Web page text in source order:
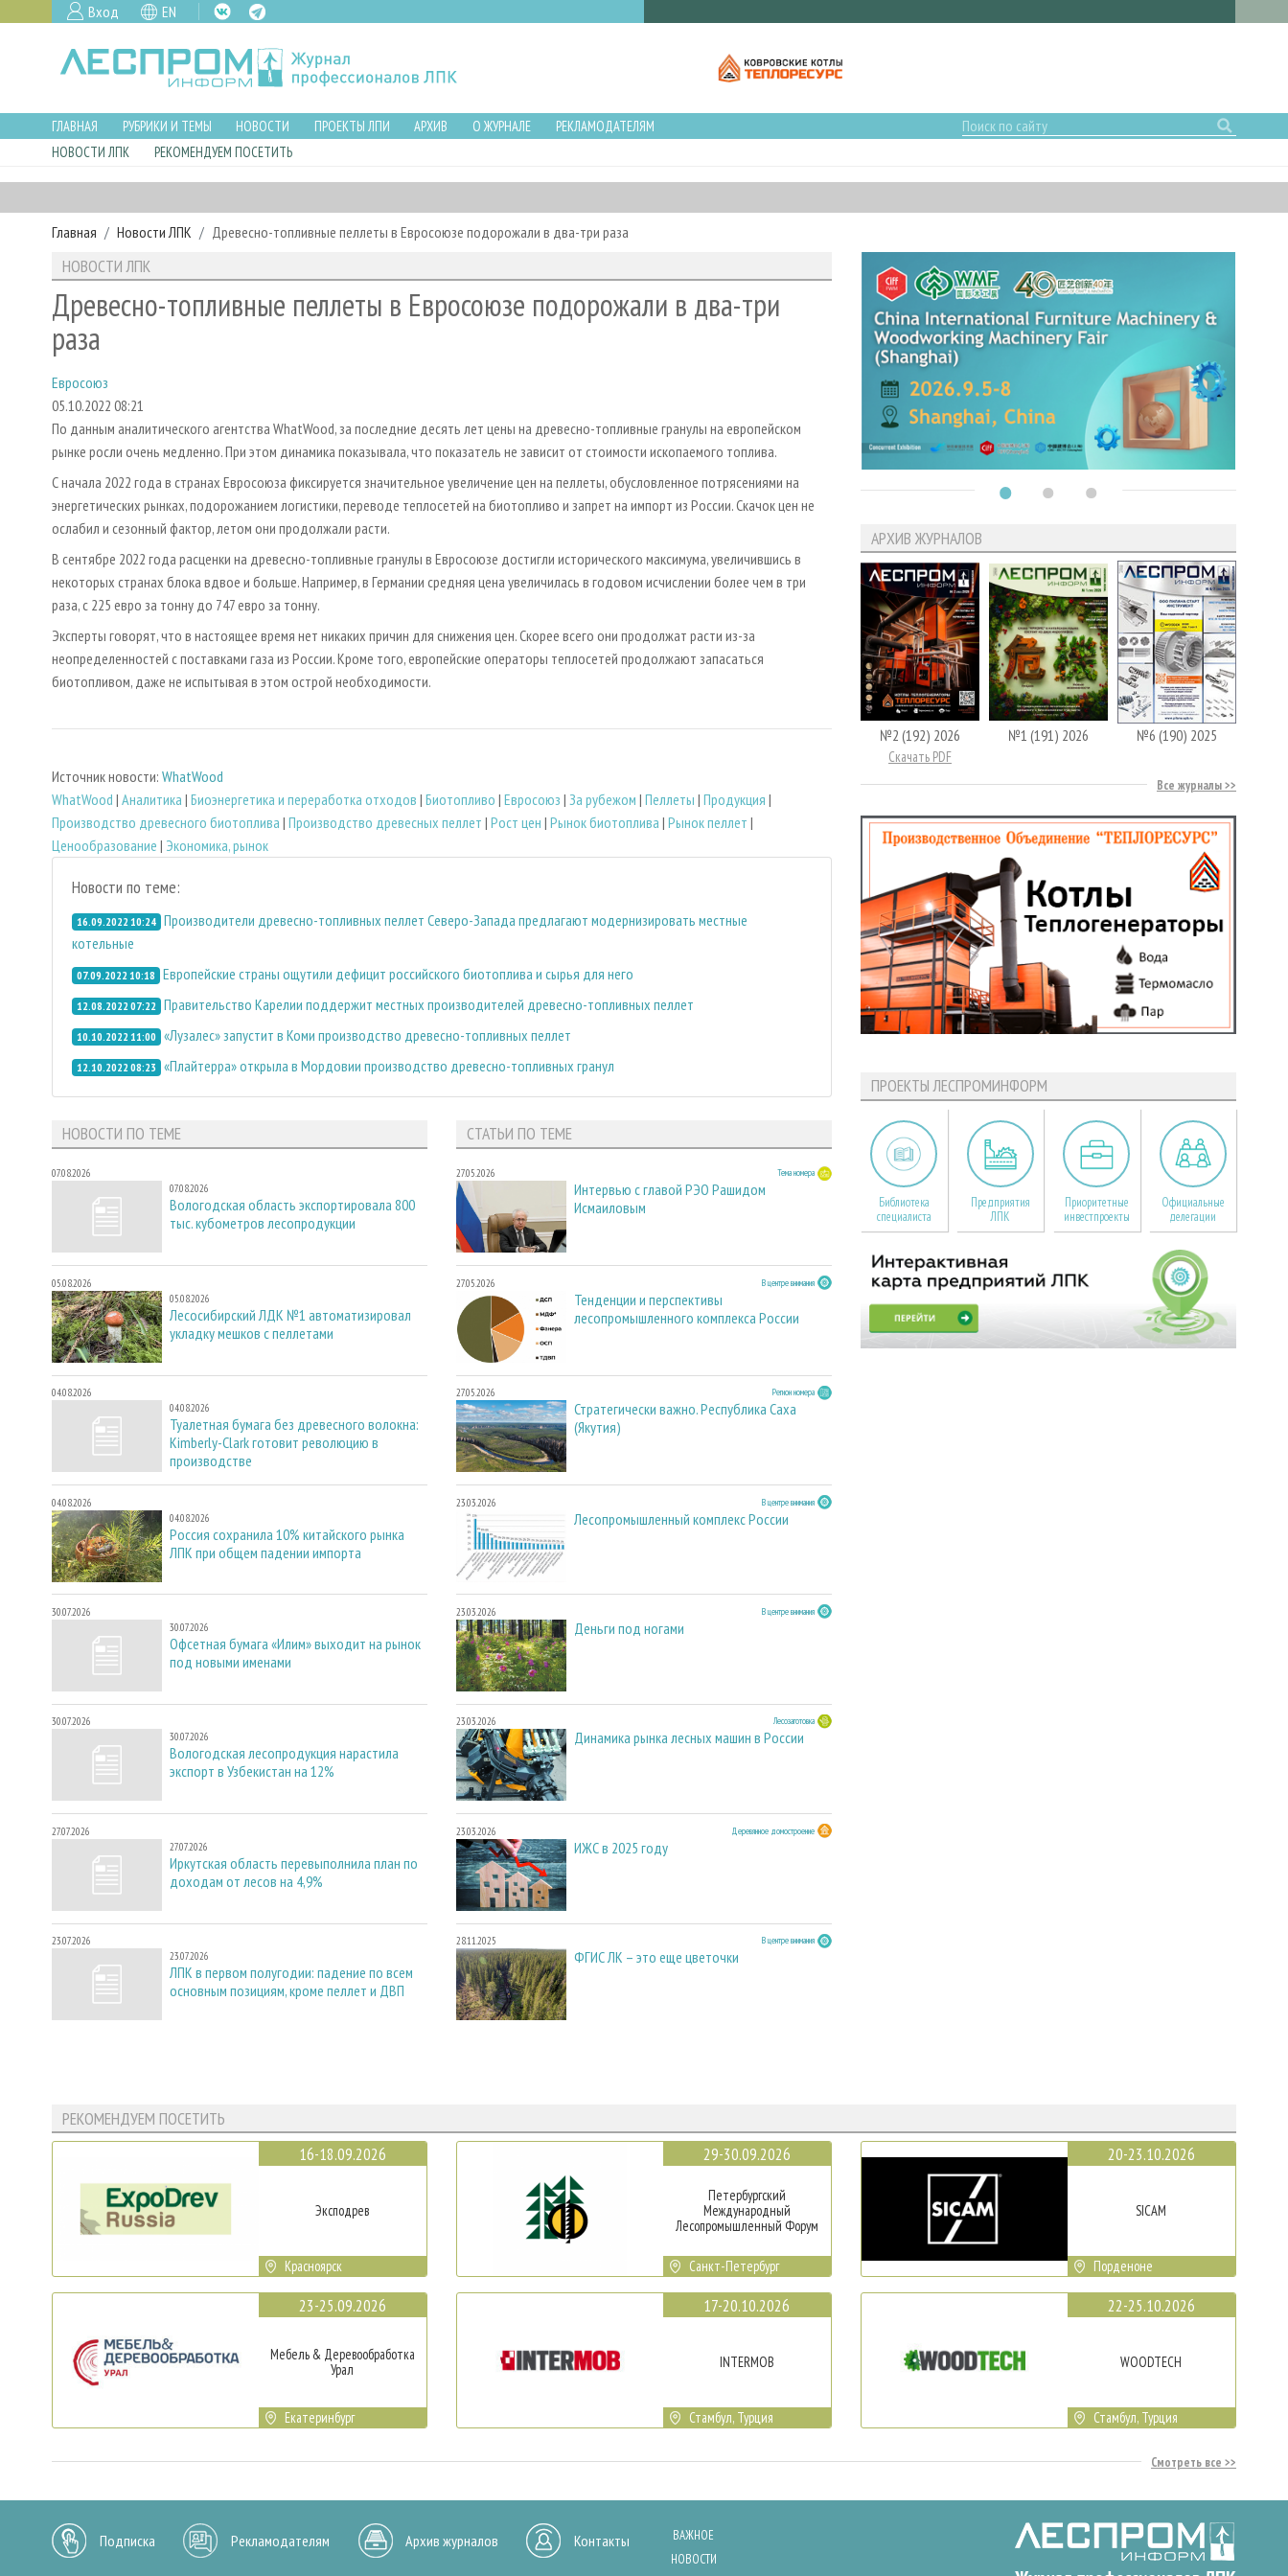
Вход EN
ГЛАВНАЯ РУБРИКИ И ТЕМЫ НОВОСТИ ПРОЕКТЫ ЛПИ АРХИВ О ЖУРНАЛЕ
РЕКЛАМОДАТЕЛЯМ
НОВОСТИ ЛПК
РЕКОМЕНДУЕМ ПОСЕТИТЬ
Главная Новости ЛПК Древесно-топливные пеллеты в Евросоюзе подорожали в два-три раза
НОВОСТИ ЛПК
Древесно-топливные пеллеты в Евросоюзе подорожали в два-три
раза
Евросоюз
05.10.2022 08:21
По данным аналитического агентства WhatWood, за последние десять лет цены на древесно-топливные гранулы на европейском
рынке росли очень медленно. При этом динамика показывала, что показатель не зависит от стоимости ископаемого топлива.
С начала 2022 года в странах Евросоюза фиксируется значительное увеличение цен на пеллеты, обусловленное потрясениями на
энергетических рынках, подорожанием логистики, переводе теплосетей на биотопливо и запрет на импорт из России. Скачок цен не
ослабил и сезонный фактор, летом они продолжали расти.
В сентябре 2022 года расценки на древесно-топливные гранулы в Евросоюзе достигли исторического максимума, увеличившись в
некоторых странах блока вдвое и больше. Например, в Германии средняя цена увеличилась в годовом исчислении более чем в три
раза, с 225 евро за тонну до 747 евро за тонну.
Эксперты говорят, что в настоящее время нет никаких причин для снижения цен. Скорее всего они продолжат расти из-за
неопределенностей с поставками газа из России. Кроме того, европейские операторы теплосетей продолжают запасаться
биотопливом, даже не испытывая в этом острой необходимости.
Источник новости: WhatWood
WhatWood | Аналитика | Биoэнергетика и переработка отходов | Биотопливо | Евросоюз | За рубежом | Пеллеты | Продукция |
Производство древесного биотоплива | Производство древесных пеллет | Рост цен | Рынок биотоплива | Рынок пеллет |
Ценообразование | Экономика, рынок
Новости по теме:
16.09.2022 10:24 Производители древесно-топливных пеллет Северо-Запада предлагают модернизировать местные
котельные
07.09.2022 10:18 Европейские страны ощутили дефицит российского биотоплива и сырья для него
12.08.2022 07:22 Правительство Карелии поддержит местных производителей древесно-топливных пеллет
10.10.2022 11:00 «Лузалес» запустит в Коми производство древесно-топливных пеллет
12.10.2022 08:23 «Плайтерра» открыла в Мордовии производство древесно-топливных гранул
НОВОСТИ ПО ТЕМЕ
07.08.2026
07.08.2026
Вологодская область экспортировала 800
тыс. кубометров лесопродукции
05.08.2026
05.08.2026
Лесосибирский ЛДК №1 автоматизировал
укладку мешков с пеллетами
04.08.2026
04.08.2026
Туалетная бумага без древесного волокна:
Kimberly-Clark готовит революцию в
производстве
04.08.2026
04.08.2026
Россия сохранила 10% китайского рынка
ЛПК при общем падении импорта
30.07.2026
30.07.2026
Офсетная бумага «Илим» выходит на рынок
под новыми именами
30.07.2026
30.07.2026
Вологодская лесопродукция нарастила
экспорт в Узбекистан на 12%
27.07.2026
27.07.2026
Иркутская область перевыполнила план по
доходам от лесов на 4,9%
23.07.2026
23.07.2026
ЛПК в первом полугодии: падение по всем
основным позициям, кроме пеллет и ДВП
СТАТЬИ ПО ТЕМЕ
27.05.2026 Тема номера
Интервью с главой РЭО Рашидом
Исмаиловым
27.05.2026 В центре внимания
Тенденции и перспективы
лесопромышленного комплекса России
27.05.2026 Регион номера
Стратегически важно. Республика Саха
(Якутия)
23.03.2026 В центре внимания
Лесопромышленный комплекс России
23.03.2026 В центре внимания
Деньги под ногами
23.03.2026 Лесозаготовка
Динамика рынка лесных машин в России
23.03.2026 Деревянное домостроение
ИЖС в 2025 году
28.11.2025 В центре внимания
ФГИС ЛК – это еще цветочки
АРХИВ ЖУРНАЛОВ
№2 (192) 2026
Скачать PDF
№1 (191) 2026 №6 (190) 2025
Все журналы
ПРОЕКТЫ ЛЕСПРОМИНФОРМ
Библиотека
специалиста
Предприятия
ЛПК
Приоритетные
инвестпроекты
Официальные
делегации
РЕКОМЕНДУЕМ ПОСЕТИТЬ
16-18.09.2026
Эксподрев
Красноярск
23-25.09.2026
Мебель & Деревообработка
Урал
Екатеринбург
29-30.09.2026
Петербургский
Международный
Лесопромышленный Форум
Санкт-Петербург
17-20.10.2026
INTERMOB
Стамбул, Турция
20-23.10.2026
SICAM
Порденоне
22-25.10.2026
WOODTECH
Стамбул, Турция
Смотреть все
Подписка Рекламодателям Архив журналов Контакты
ВАЖНОЕ
НОВОСТИ